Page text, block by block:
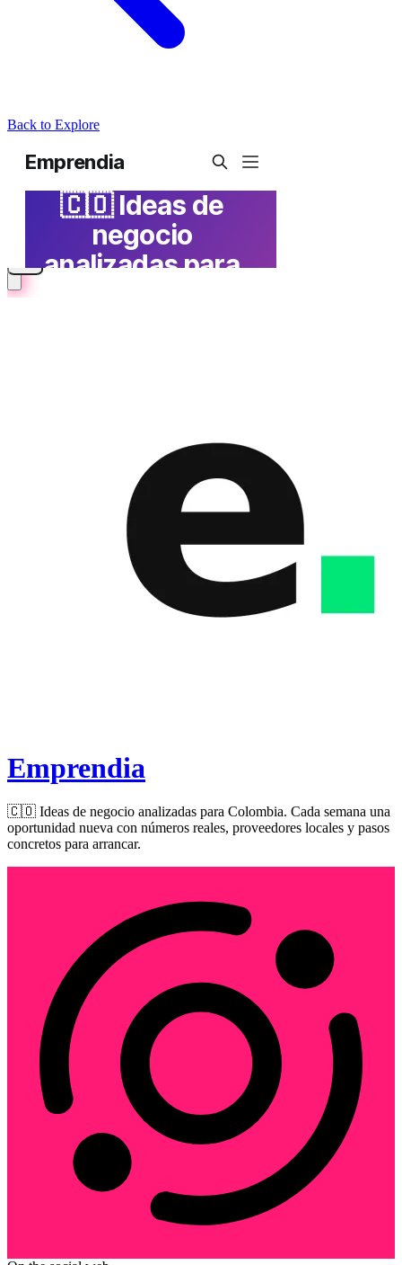
Back to Explore
Emprendia
🇨🇴 Ideas de negocio analizadas para Colombia. Cada semana una
oportunidad nueva con números reales, proveedores locales y pasos
concretos para arrancar.